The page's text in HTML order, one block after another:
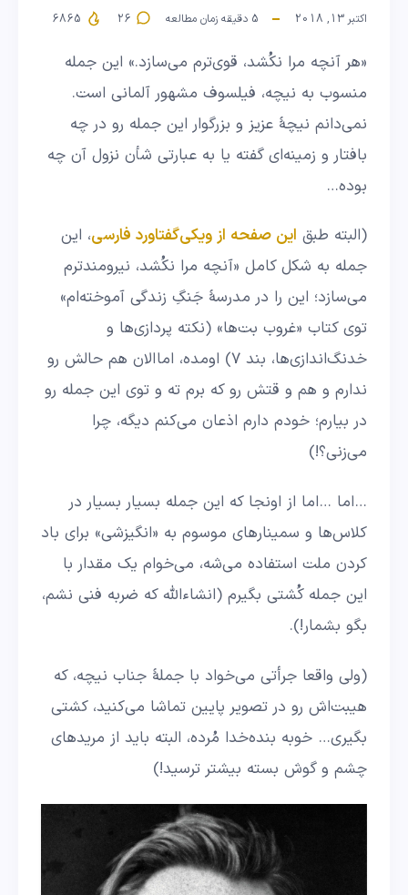
اکتبر 13, 2018 5 دقیقه زمان مطالعه 26
«هر آنچه مرا نکُشد، قوی‌ترم می‌سازد.» این جمله
منسوب به نیچه، فیلسوف مشهور آلمانی است.
نمی‌دانم نیچهٔ عزیز و بزرگوار این جمله رو در چه
بافتار و زمینه‌ای گفته یا به عبارتی شأن نزول آن چه
بوده…
(البته طبق این صفحه از ویکی‌گفتاورد فارسی، این
جمله به شکل کامل «آنچه مرا نکُشد، نیرومندترم
می‌سازد؛ این را در مدرسهٔ جَنگِ زندگی آموخته‌ام»
توی کتاب «غروب بت‌ها» (نکته پردازی‌ها و
خدنگ‌اندازی‌ها، بند ۷) اومده، اما الان هم حالش رو
ندارم و هم و قتش رو که برم ته و توی این جمله رو
در بیارم؛ خودم دارم اذعان می‌کنم دیگه، چرا
می‌زنی؟!)
…اما …اما از اونجا که این جمله بسیار بسیار در
کلاس‌ها و سمینارهای موسوم به «انگیزشی» برای باد
کردن ملت استفاده می‌شه، می‌خوام یک مقدار با
این جمله کُشتی بگیرم (انشاءالله که ضربه فنی نشم،
بگو بشمار!).
(ولی واقعا جرأتی می‌خواد با جملهٔ جناب نیچه، که
هیبت‌اش رو در تصویر پایین تماشا می‌کنید، کشتی
بگیری… خوبه بنده‌خدا مُرده، البته باید از مرید‌های
چشم و گوش بسته بیشتر ترسید!)